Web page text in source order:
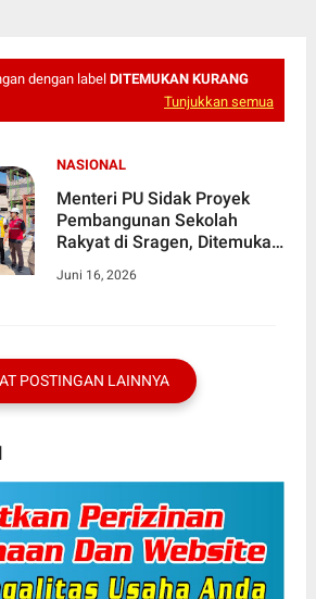
dengan label DITEMUKAN KURANG
Tunjukkan semua
NASIONAL
Menteri PU Sidak Proyek
Pembangunan Sekolah
Rakyat di Sragen, Ditemukan
Juni 16, 2026
POSTINGAN LAINNYA